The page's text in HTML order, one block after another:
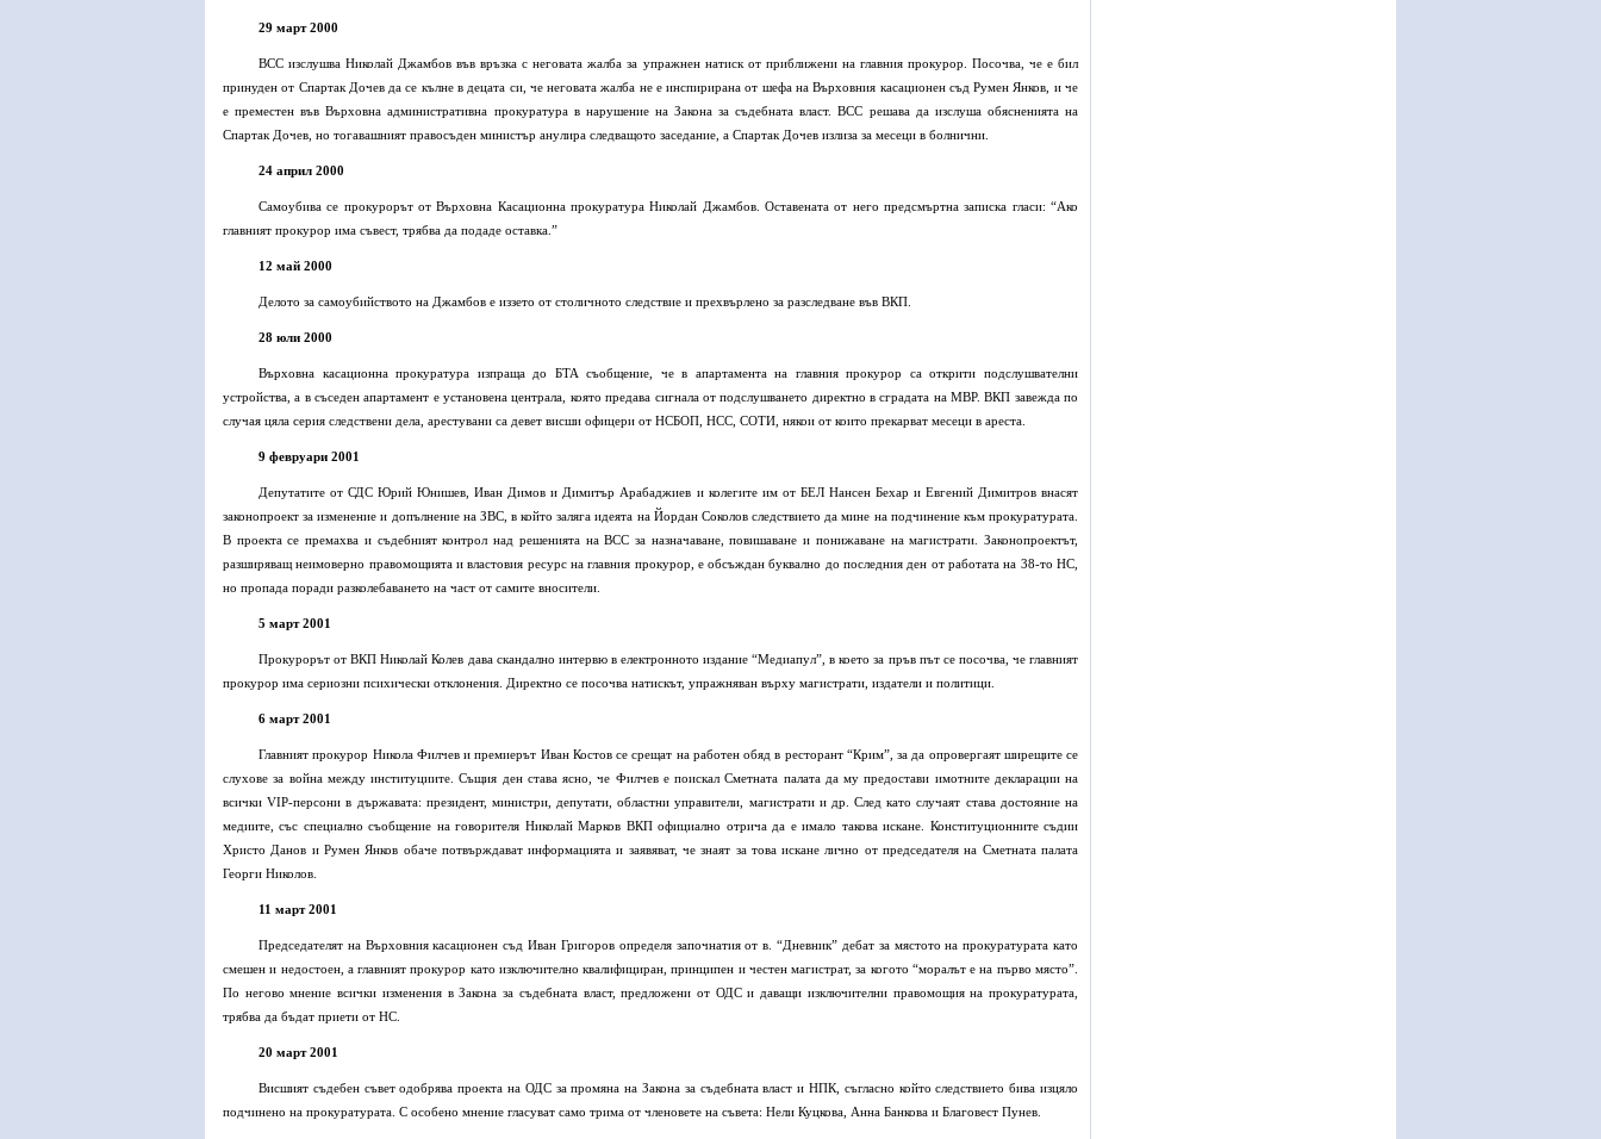
29 март 2000
ВСС изслушва Николай Джамбов във връзка с неговата жалба за упражнен натиск от приближени на главния прокурор. Посочва, че е бил
принуден от Спартак Дочев да се кълне в децата си, че неговата жалба не е инспирирана от шефа на Върховния касационен съд Румен Янков, и че
е преместен във Върховна административна прокуратура в нарушение на Закона за съдебната власт. ВСС решава да изслуша обясненията на
Спартак Дочев, но тогавашният правосъден министър анулира следващото заседание, а Спартак Дочев излиза за месеци в болнични.
24 април 2000
Самоубива се прокурорът от Върховна Касационна прокуратура Николай Джамбов. Оставената от него предсмъртна записка гласи: “Ако
главният прокурор има съвест, трябва да подаде оставка.”
12 май 2000
Делото за самоубийството на Джамбов е иззето от столичното следствие и прехвърлено за разследване във ВКП.
28 юли 2000
Върховна касационна прокуратура изпраща до БТА съобщение, че в апартамента на главния прокурор са открити подслушвателни
устройства, а в съседен апартамент е установена централа, която предава сигнала от подслушването директно в сградата на МВР. ВКП завежда по
случая цяла серия следствени дела, арестувани са девет висши офицери от НСБОП, НСС, СОТИ, някои от които прекарват месеци в ареста.
9 февруари 2001
Депутатите от СДС Юрий Юнишев, Иван Димов и Димитър Арабаджиев и колегите им от БЕЛ Нансен Бехар и Евгений Димитров внасят
законопроект за изменение и допълнение на ЗВС, в който заляга идеята на Йордан Соколов следствието да мине на подчинение към прокуратурата.
В проекта се премахва и съдебният контрол над решенията на ВСС за назначаване, повишаване и понижаване на магистрати. Законопроектът,
разширяващ неимоверно правомощията и властовия ресурс на главния прокурор, е обсъждан буквално до последния ден от работата на 38-то НС,
но пропада поради разколебаването на част от самите вносители.
5 март 2001
Прокурорът от ВКП Николай Колев дава скандално интервю в електронното издание “Медиапул”, в което за пръв път се посочва, че главният
прокурор има сериозни психически отклонения. Директно се посочва натискът, упражняван върху магистрати, издатели и политици.
6 март 2001
Главният прокурор Никола Филчев и премиерът Иван Костов се срещат на работен обяд в ресторант “Крим”, за да опровергаят ширещите се
слухове за война между институциите. Същия ден става ясно, че Филчев е поискал Сметната палата да му предостави имотните декларации на
всички VIP-персони в държавата: президент, министри, депутати, областни управители, магистрати и др. След като случаят става достояние на
медиите, със специално съобщение на говорителя Николай Марков ВКП официално отрича да е имало такова искане. Конституционните съдии
Христо Данов и Румен Янков обаче потвърждават информацията и заявяват, че знаят за това искане лично от председателя на Сметната палата
Георги Николов.
11 март 2001
Председателят на Върховния касационен съд Иван Григоров определя започнатия от в. “Дневник” дебат за мястото на прокуратурата като
смешен и недостоен, а главният прокурор като изключително квалифициран, принципен и честен магистрат, за когото “моралът е на първо място”.
По негово мнение всички изменения в Закона за съдебната власт, предложени от ОДС и даващи изключителни правомощия на прокуратурата,
трябва да бъдат приети от НС.
20 март 2001
Висшият съдебен съвет одобрява проекта на ОДС за промяна на Закона за съдебната власт и НПК, съгласно който следствието бива изцяло
подчинено на прокуратурата. С особено мнение гласуват само трима от членовете на съвета: Нели Куцкова, Анна Банкова и Благовест Пунев.